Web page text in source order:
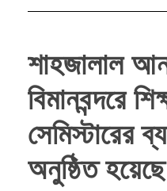
শাহজালাল
বিমানবন্দরে
সেমিস্টারের
অনুষ্ঠিত হয়েছে